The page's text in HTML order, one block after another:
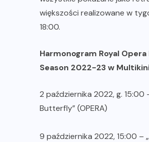
większości realizowane w
18:00.
Harmonogram Royal
Season 2022-23 w
2 października 2022, g. 15:00
Butterfly” (OPERA)
9 października 2022, 15:00 –